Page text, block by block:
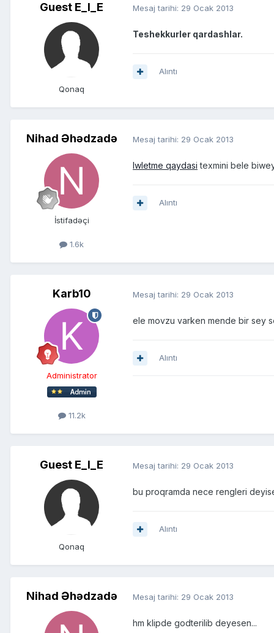
Guest E_I_E
Qonaq
Mesaj tarihi: 29 Ocak 2013
Teshekkurler qardashlar.
Alıntı
Nihad Əhədzadə
İstifadəçi
1.6k
Mesaj tarihi: 29 Ocak 2013
Iwletme qaydasi texmini bele
Alıntı
Karb10
Administrator
11.2k
Mesaj tarihi: 29 Ocak 2013
ele movzu varken mende bir sey
Alıntı
Guest E_I_E
Qonaq
Mesaj tarihi: 29 Ocak 2013
bu proqramda nece rengleri
Alıntı
Nihad Əhədzadə Mesaj tarihi: 29 Ocak 2013
hm klipde godterilib deyesen...